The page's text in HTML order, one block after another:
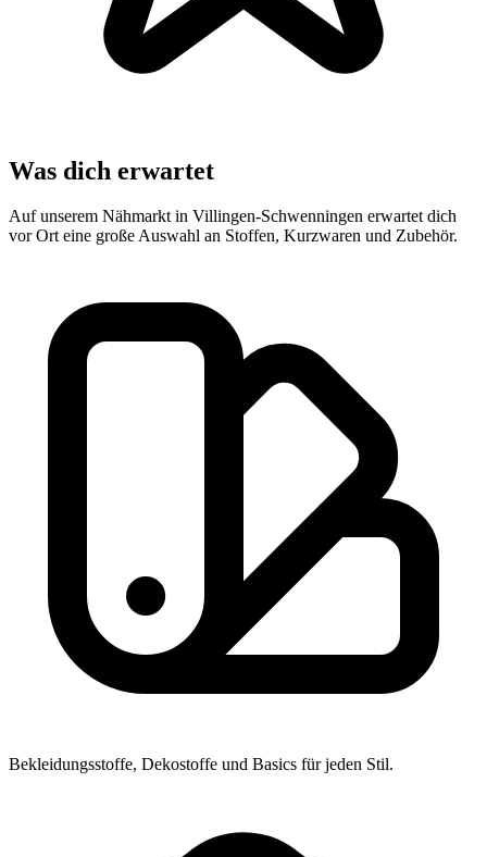
Was dich erwartet
Auf unserem Nähmarkt in Villingen-Schwenningen erwartet dich
vor Ort eine große Auswahl an Stoffen, Kurzwaren und Zubehör.
Bekleidungsstoffe, Dekostoffe und Basics für jeden Stil.